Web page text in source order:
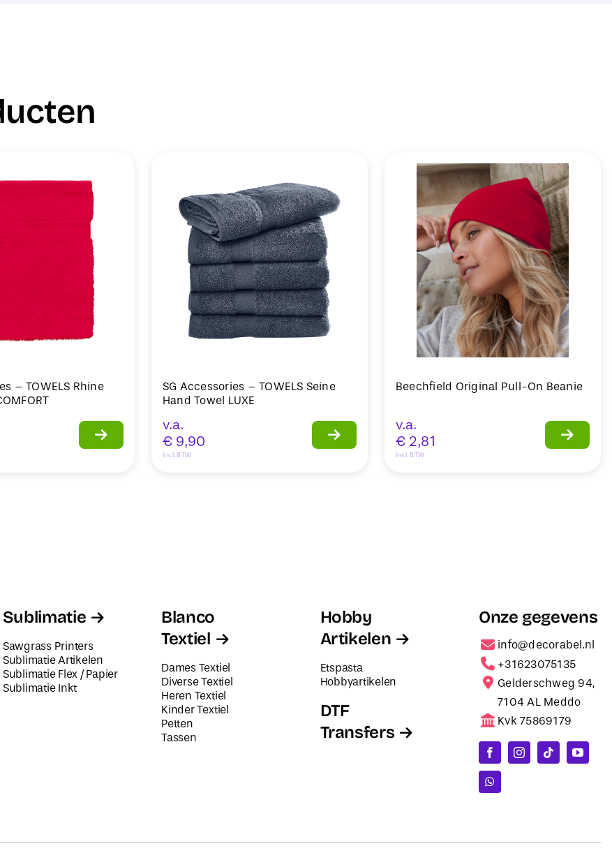
– TOWELS Rhine
SG Accessories – TOWELS Seine
Hand Towel LUXE
v.a.
€ 9,90
Incl. BTW
Beechfield Original Pull-On Beanie
v.a.
€ 2,81
Incl. BTW
Sublimatie
Sawgrass Printers
Sublimatie Artikelen
Sublimatie Flex / Papier
Sublimatie Inkt
Blanco
Textiel
Dames Textiel
Diverse Textiel
Heren Textiel
Kinder Textiel
Petten
Tassen
Hobby
Artikelen
Etspasta
Hobbyartikelen
DTF
Transfers
Onze gegevens
info@decorabel.nl
+31623075135
Gelderschweg 94,
7104 AL Meddo
Kvk 75869179